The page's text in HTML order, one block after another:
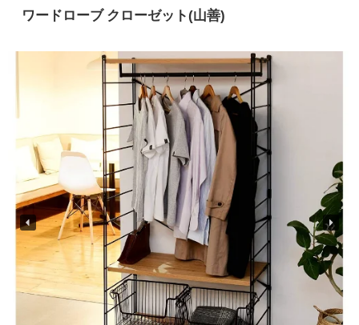
ワードローブ クローゼット(山善)